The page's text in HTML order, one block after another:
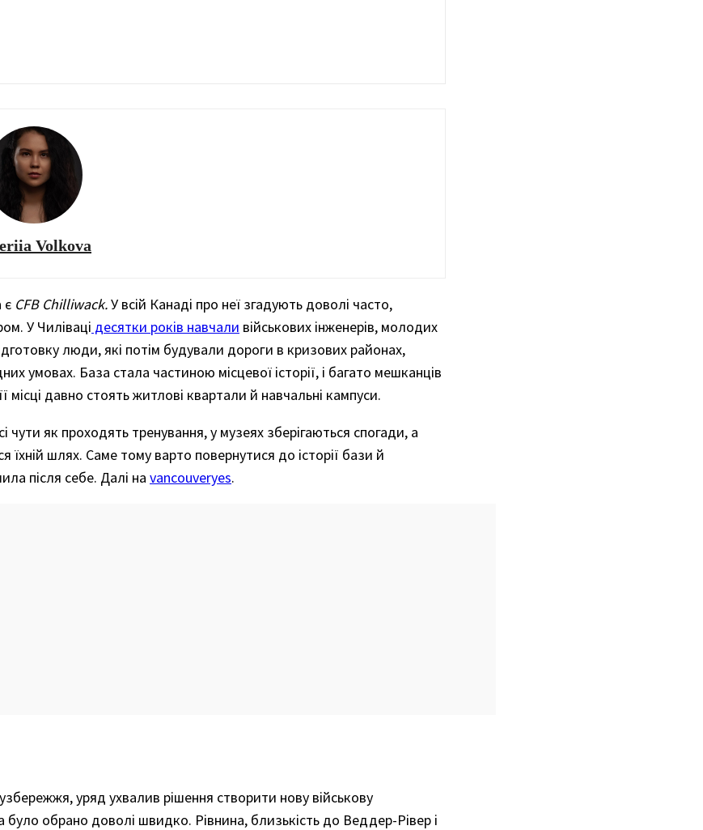
Volkova
є CFB Chilliwack.У всій Канаді про неї згадують доволі часто,
У Чиліваці десятки років навчали військових інженерів, молодих
люди, які потім будували дороги в кризових районах,
умовах. База стала частиною місцевої історії, і багато мешканців
місці давно стоять житлові квартали й навчальні кампуси.
чути як проходять тренування, у музеях зберігаються спогади, а
шлях. Саме тому варто повернутися до історії бази й
після себе. Далі на vancouveryes.
уряд ухвалив рішення створити нову військову
було обрано доволі швидко. Рівнина, близькість до Веддер-Рівер і